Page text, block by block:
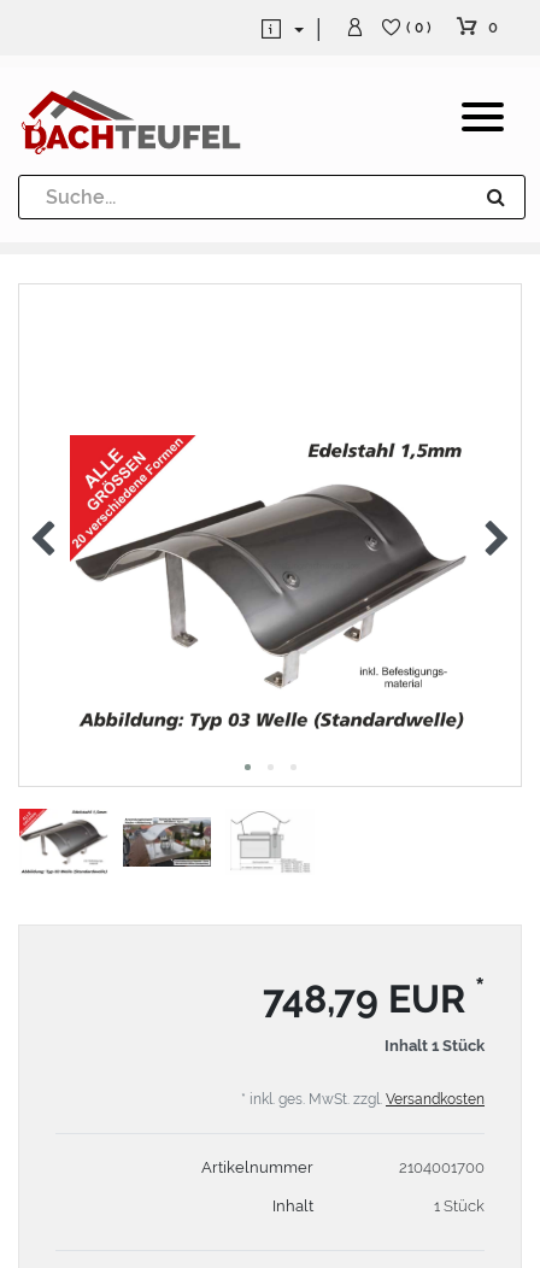
Dachrinne und Fallrohre
Werkzeuge und Löttechnik
( 0 ) 0
748,79 EUR *
Inhalt 1 Stück
* inkl. ges. MwSt. zzgl. Versandkosten
Artikelnummer 2104001700
Inhalt 1 Stück